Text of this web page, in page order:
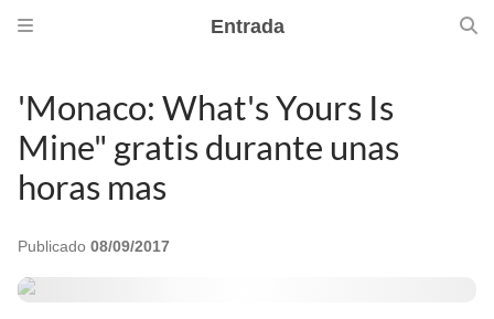
Entrada
'Monaco: What's Yours Is
Mine" gratis durante unas
horas mas
Publicado 08/09/2017